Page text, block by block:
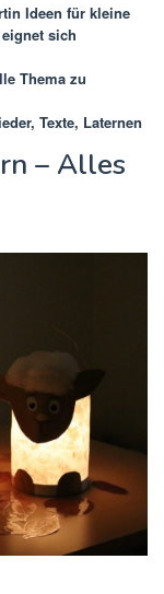
Ideen für kleine
sich
Thema zu
Texte, Laternen
– Alles